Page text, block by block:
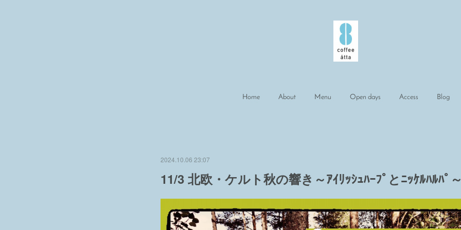
Home About Menu Open days Access Blog
2024.10.06 23:07
11/3 北欧・ケルト秋の響き～ｱｲﾘｯｼｭﾊｰﾌﾟとﾆｯｹﾙﾊﾙﾊﾟ